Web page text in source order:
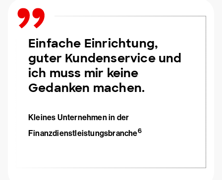
Einfache Einrichtung,
guter Kundenservice und
ich muss mir keine
Gedanken machen.
Kleines Unternehmen in der
Finanzdienstleistungsbranche6